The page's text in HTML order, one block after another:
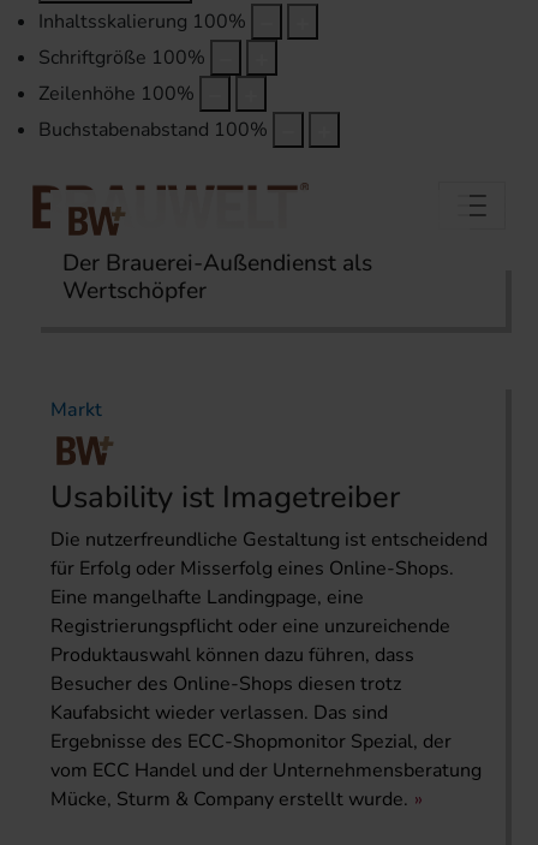
Inhaltsskalierung 100%
Schriftgröße 100%
Zeilenhöhe 100%
Buchstabenabstand 100%
Startseite Themen
Der Brauerei-Außendienst als
Wertschöpfer
Markt
Usability ist Imagetreiber
Die nutzerfreundliche Gestaltung ist entscheidend
für Erfolg oder Misserfolg eines Online-Shops.
Eine mangelhafte Landingpage, eine
Registrierungspflicht oder eine unzureichende
Produktauswahl können dazu führen, dass
Besucher des Online-Shops diesen trotz
Kaufabsicht wieder verlassen. Das sind
Ergebnisse des ECC-Shopmonitor Spezial, der
vom ECC Handel und der Unternehmensberatung
Mücke, Sturm & Company erstellt wurde.